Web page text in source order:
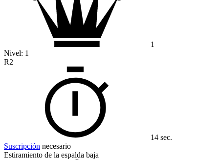
1
Nivel: 1
R2
14 sec.
Suscripción necesario
Estiramiento de la espalda baja